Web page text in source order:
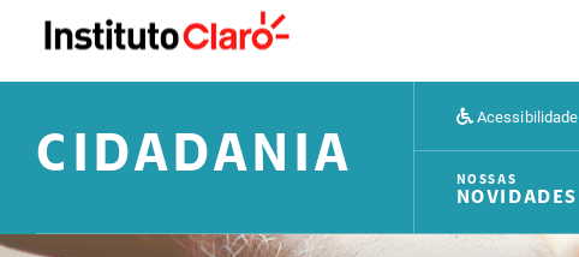
CIDADANIA
Acessibilidade
NOSSAS
NOVIDADES